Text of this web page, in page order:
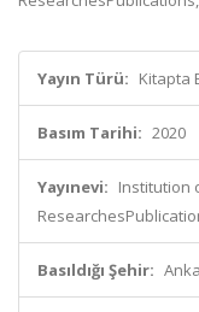
Yayın Türü: Kitapta
Basım Tarihi: 2020
Yayınevi: Institution
Basıldığı Şehir: